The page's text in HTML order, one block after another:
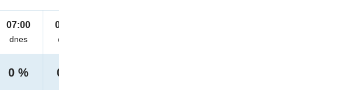
07:00
dnes
0 %
08:00
dnes
0 %